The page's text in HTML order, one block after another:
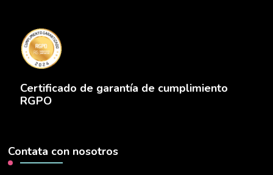
Certificado de garantía de cumplimiento
RGPO
Contata con nosotros